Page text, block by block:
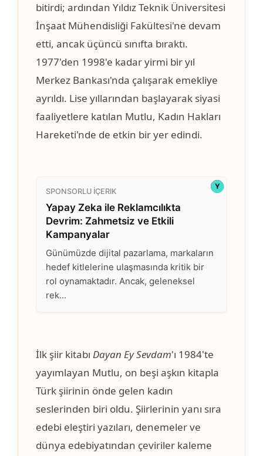
bitirdi; ardından Yıldız Teknik Üniversitesi
İnşaat Mühendisliği Fakültesi'ne devam
etti, ancak üçüncü sınıfta bıraktı.
1977'den 1998'e kadar yirmi bir yıl
Merkez Bankası'nda çalışarak emekliye
ayrıldı. Lise yıllarından başlayarak siyasi
faaliyetlere katılan Mutlu, Kadın Hakları
Hareketi'nde de etkin bir yer edindi.
İlk şiir kitabı Dayan Ey Sevdam'ı 1984'te
yayımlayan Mutlu, on beşi aşkın kitapla
Türk şiirinin önde gelen kadın
seslerinden biri oldu. Şiirlerinin yanı sıra
edebi eleştiri yazıları, denemeler ve
dünya edebiyatından çeviriler kaleme